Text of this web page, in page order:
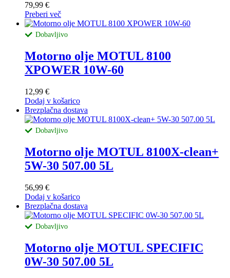
79,99 €
Preberi več
Dobavljivo
Motorno olje MOTUL 8100
XPOWER 10W-60
12,99 €
Dodaj v košarico
Brezplačna dostava
Dobavljivo
Motorno olje MOTUL 8100X-clean+
5W-30 507.00 5L
56,99 €
Dodaj v košarico
Brezplačna dostava
Dobavljivo
Motorno olje MOTUL SPECIFIC
0W-30 507.00 5L